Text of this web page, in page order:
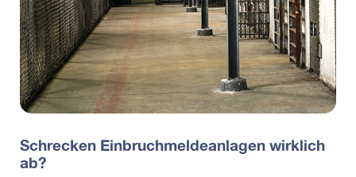
Schrecken Einbruchmeldeanlagen wirklich
ab?